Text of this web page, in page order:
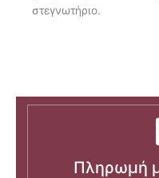
στεγνωτήριο.
Πληρωμή